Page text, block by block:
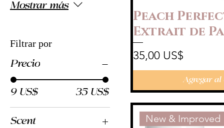
Mostrar más
Filtrar por
Precio
9 US$ 35 US$
Scent
Peach
Extrait de
Precio
35,00 US$
Agregar
New & Improved